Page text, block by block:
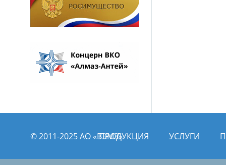
© 2011­­-2025 АО «ВЭМЗ»ПРОДУКЦИЯ УСЛУГИ